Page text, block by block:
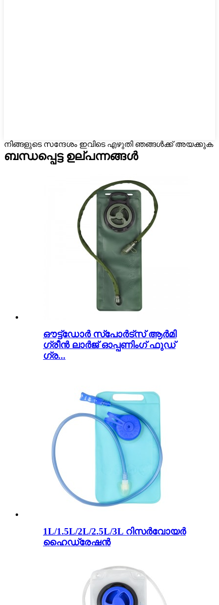
നിങ്ങളുടെ സന്ദേശം ഇവിടെ എഴുതി ഞങ്ങൾക്ക് അയക്കുക
ബന്ധപ്പെട്ട ഉല്പന്നങ്ങൾ
ഔട്ട്ഡോർ സ്പോർട്സ് ആർമി
ഗ്രീൻ ലാർജ് ഓപ്പണിംഗ് ഫുഡ്
ഗ്ര...
1L/1.5L/2L/2.5L/3L റിസർവോയർ
ഹൈഡ്രേഷൻ